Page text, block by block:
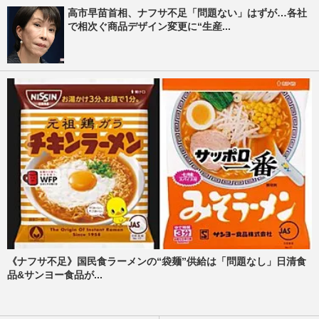
高市早苗首相、ナフサ不足「問題ない」はずが…各社
で相次ぐ商品デザイン変更に“生産...
《ナフサ不足》国民食ラーメンの“袋麺”供給は「問題なし」日清食
品&サンヨー食品が...